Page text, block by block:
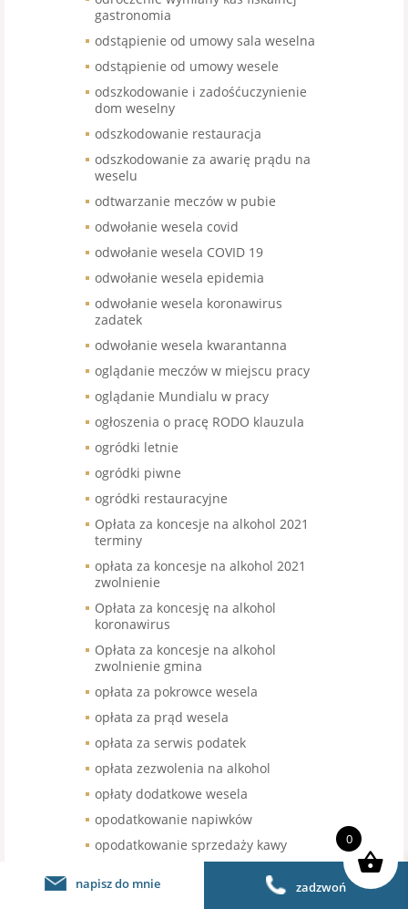
gastronomia
odstąpienie od umowy sala weselna
odstąpienie od umowy wesele
odszkodowanie i zadośćuczynienie
dom weselny
odszkodowanie restauracja
odszkodowanie za awarię prądu na
weselu
odtwarzanie meczów w pubie
odwołanie wesela covid
odwołanie wesela COVID 19
odwołanie wesela epidemia
odwołanie wesela koronawirus
zadatek
odwołanie wesela kwarantanna
oglądanie meczów w miejscu pracy
oglądanie Mundialu w pracy
ogłoszenia o pracę RODO klauzula
ogródki letnie
ogródki piwne
ogródki restauracyjne
Opłata za koncesje na alkohol 2021
terminy
opłata za koncesje na alkohol 2021
zwolnienie
Opłata za koncesję na alkohol
koronawirus
Opłata za koncesje na alkohol
zwolnienie gmina
opłata za pokrowce wesela
opłata za prąd wesela
opłata za serwis podatek
opłata zezwolenia na alkohol
opłaty dodatkowe wesela
opodatkowanie napiwków
opodatkowanie sprzedaży kawy
organizacja pracy w restauracji
napisz do mnie zadzwoń
0